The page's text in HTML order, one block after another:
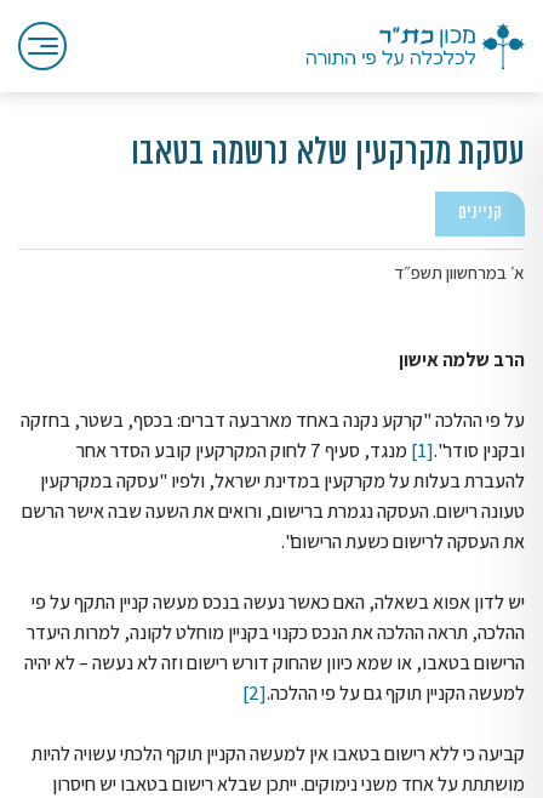
עסקת מקרקעין שלא נרשמה בטאבו
קניינים
א׳ במרחשוון תשפ״ד
הרב שלמה אישון
על פי ההלכה "קרקע נקנה באחד מארבעה דברים: בכסף, בשטר, בחזקה
ובקנין סודר".[1]
מנגד, סעיף 7 לחוק המקרקעין קובע הסדר אחר
להעברת בעלות על מקרקעין במדינת ישראל, ולפיו "עסקה במקרקעין
טעונה רישום. העסקה נגמרת ברישום, ורואים את השעה שבה אישר הרשם
את העסקה לרישום כשעת הרישום".
יש לדון אפוא בשאלה, האם כאשר נעשה בנכס מעשה קניין התקף על פי
ההלכה, תראה ההלכה את הנכס כקנוי בקניין מוחלט לקונה, למרות היעדר
הרישום בטאבו, או שמא כיוון שהחוק דורש רישום וזה לא נעשה – לא יהיה
למעשה הקניין תוקף גם על פי ההלכה.[2]
קביעה כי ללא רישום בטאבו אין למעשה הקניין תוקף הלכתי עשויה להיות
מושתתת על אחד משני נימוקים. ייתכן שבלא רישום בטאבו יש חיסרון